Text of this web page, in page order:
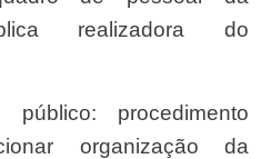
realizadora do
organização da